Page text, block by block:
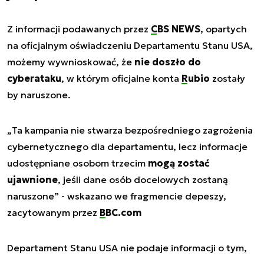
Z informacji podawanych przez CBS NEWS, opartych
na oficjalnym oświadczeniu Departamentu Stanu USA,
możemy wywnioskować, że nie doszło do
cyberataku, w którym oficjalne konta Rubio zostały
by naruszone.
„Ta kampania nie stwarza bezpośredniego zagrożenia
cybernetycznego dla departamentu, lecz informacje
udostępniane osobom trzecim mogą zostać
ujawnione, jeśli dane osób docelowych zostaną
naruszone” - wskazano we fragmencie depeszy,
zacytowanym przez BBC.com
Departament Stanu USA nie podaje informacji o tym,